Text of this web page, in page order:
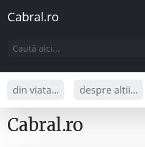
Cabral.ro
din viata... despre altii...
Cabral.ro